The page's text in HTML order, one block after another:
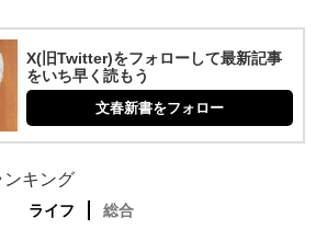
X(旧Twitter)をフォローして最新記事
をいち早く読もう
文春新書をフォロー
ンキング
ライフ 総合